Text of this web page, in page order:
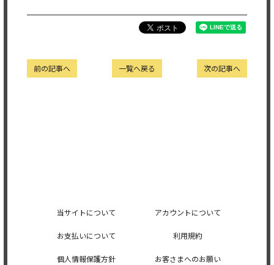
次の記事へ
一覧へ戻る
前の記事へ
当サイトについて アカウントについて
お支払いについて 利用規約
個人情報保護方針 お客さまへのお願い